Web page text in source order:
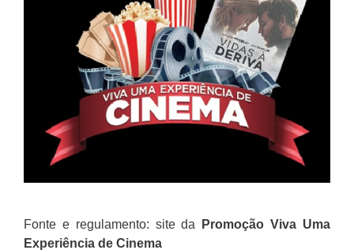
Fonte e regulamento: site da
Promoção Viva Uma
Experiência de Cinema